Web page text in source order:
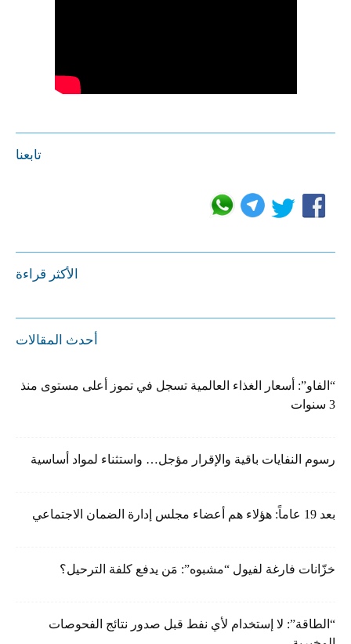
تابعنا
الأكثر قراءة
أحدث المقالات
“الفاو”: أسعار الغذاء العالمية تسجل في تموز أعلى مستوى منذ
3 سنوات
رسوم النفايات باقية والإقرار مؤجل… واستثناء لمواد أساسية
بعد 19 عاماً: هؤلاء هم أعضاء مجلس إدارة الضمان الاجتماعي
خزّانات فارغة لفيول “مشبوه”: مَن يدفع كلفة الترحيل؟
“الطاقة”: لا إستخدام لأي نفط قبل صدور نتائج الفحوصات